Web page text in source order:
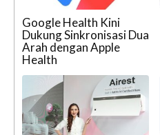
Google Health Kini
Dukung Sinkronisasi Dua
Arah dengan Apple
Health